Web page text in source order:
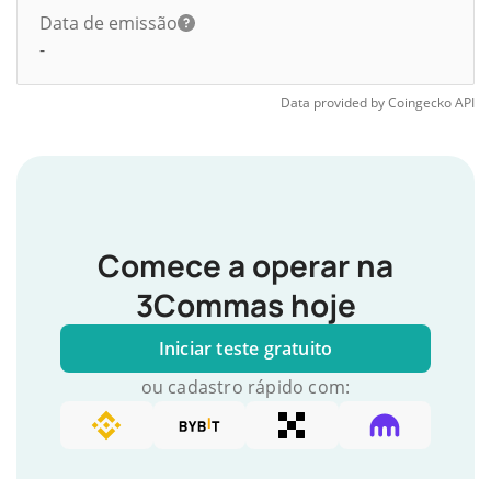
Data de emissão
-
Data provided byCoingeckoAPI
Comece a operar na
3Commas hoje
Iniciar teste gratuito
ou cadastro rápido com: